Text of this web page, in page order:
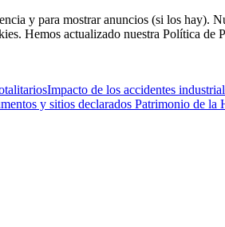
y para mostrar anuncios (si los hay).
Hemos actualizado nuestra Política
Impacto de los accidentes
y sitios declarados Patrimonio de la